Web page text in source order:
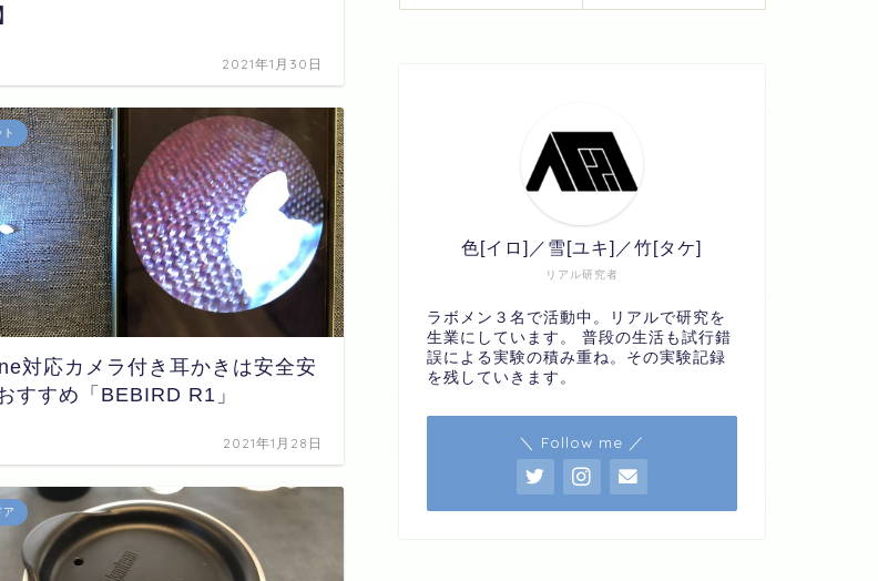
2021年1月30日
ト
対応カメラ付き耳かきは安全安
すすめ「BEBIRD R1」
2021年1月28日
ア
リアル研究者
色[イロ]／雪[ユキ]／竹[タケ]
ラボメン３名で活動中。リアルで研究を
生業にしています。 普段の生活も試行錯
誤による実験の積み重ね。その実験記録
を残していきます。
＼ Follow me ／